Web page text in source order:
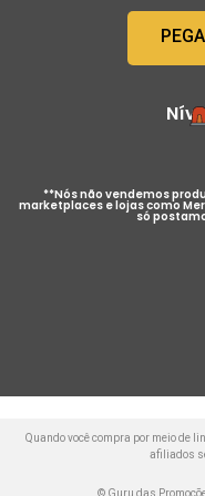
**Nós não vendemos
marketplaces e lojas como
só
Quando você compra por meio de
afiliados
© Guru das